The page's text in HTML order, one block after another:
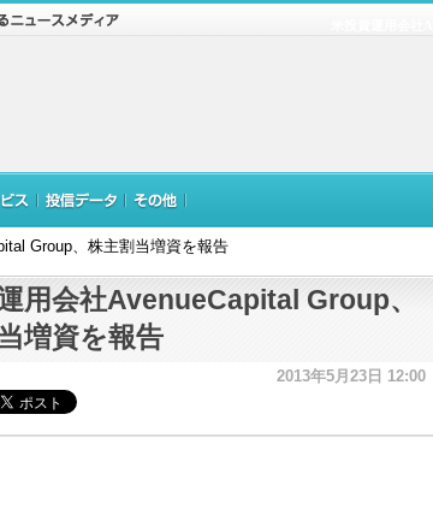
Group、株主割当増資を報告
用会社AvenueCapital Group、
増資を報告
2013年5月23日 12:00